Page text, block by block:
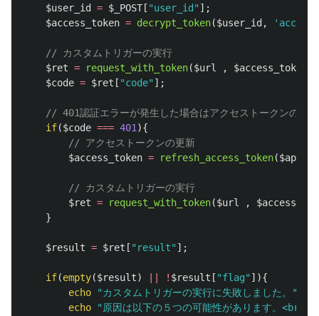
$user_id
= $_POST [ "user_id" ];
$access_token = decrypt_token($user_id ,
// カスタムトリガーの実行
$ret = request_with_token($url , $access_token
$code = $ret [ "code" ];
// 401認証エラーが発生した場合はアクセストークンの有
if($code === 401){
// アクセストークンの更新
$access_token = refresh_access_token($appid
// カスタムトリガーの実行
$ret = request_with_token($url ,
}
$result = $ret [ "result" ];
if(empty($result) ! $result [ "flag" ]){
echo
"カスタムトリガーの実行に失敗しました。"
echo
"原因は以下の５つの可能性があります。<br>"